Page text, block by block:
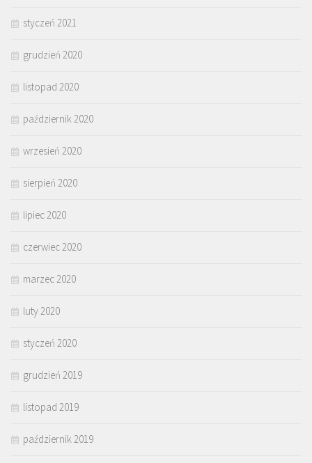
styczeń 2021
grudzień 2020
listopad 2020
październik 2020
wrzesień 2020
sierpień 2020
lipiec 2020
czerwiec 2020
marzec 2020
luty 2020
styczeń 2020
grudzień 2019
listopad 2019
październik 2019